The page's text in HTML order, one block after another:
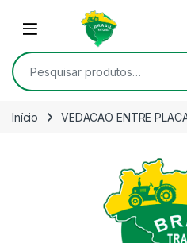
Skip to navigation
Open
Pesquisar por:
Início VEDACAO ENTRE